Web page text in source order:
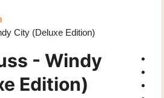
City (Deluxe Edition)
- Windy
Edition)